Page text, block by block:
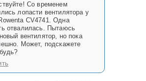
Со временем
лопасти вентилятора у
CV4741. Одна
отвалилась. Пытаюсь
вентилятор, но пока
Может, подскажете